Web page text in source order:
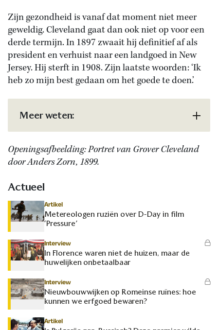
Zijn gezondheid is vanaf dat moment niet meer
geweldig. Cleveland gaat dan ook niet op voor een
derde termijn. In 1897 zwaait hij definitief af als
president en verhuist naar een landgoed in New
Jersey. Hij sterft in 1908. Zijn laatste woorden: ‘Ik
heb zo mijn best gedaan om het goede te doen.’
Meer weten:
Openingsafbeelding: Portret van Grover Cleveland
door Anders Zorn, 1899.
Actueel
Artikel
Metereologen ruziën over D-Day in film
‘Pressure’
Interview
In Florence waren niet de huizen, maar de
huwelijken onbetaalbaar
Interview
Nieuwbouwwijken op Romeinse ruïnes: hoe
kunnen we erfgoed bewaren?
Artikel